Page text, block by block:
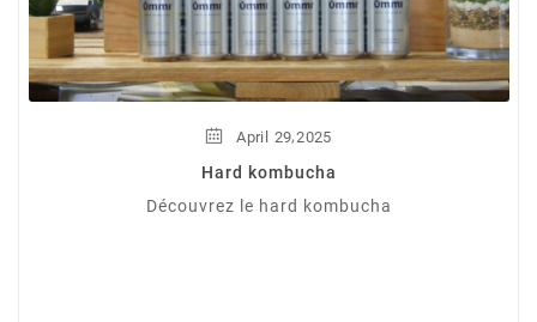
April 29,2025
Hard kombucha
Découvrez le hard kombucha